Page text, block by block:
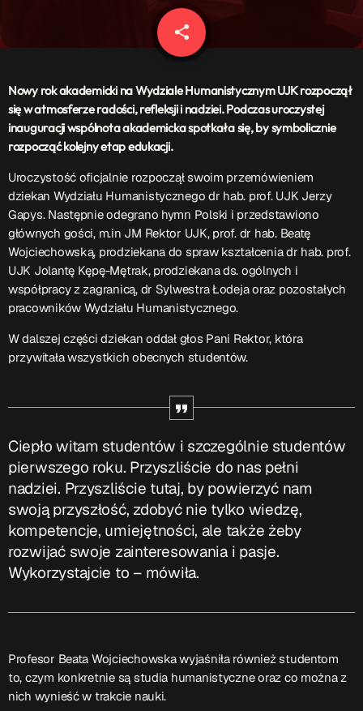
EKIPA
Rekrutacja Fraszka
Podcasty
Przydatne linki
Strona UJK
Klub WSPAK
Wirtualna Uczelnia
Biuro Karier
Punkt Interwencji Kryzysowej
Przydatne informacje
O nas
– jedyna w Kielcach studencka stacja radiowa.
Projekt ruszył w październiku 2015 roku z inicjatywy
kieleckich studentówCzytaj.wiecej…
Patronat medialny Radia Fraszka – regulamin, logotypy,
itp.Czytaj więcej…
Wyszukaj
search
share
email
Nowy rok akademicki na Wydziale Humanistycznym UJK rozpoczął
się w atmosferze radości, refleksji i nadziei. Podczas uroczystej
inauguracji wspólnota akademicka spotkała się, by symbolicznie
rozpocząć kolejny etap edukacji.
Uroczystość oficjalnie rozpoczął swoim przemówieniem
dziekan Wydziału Humanistycznego dr hab. prof. UJK Jerzy
Gapys. Następnie odegrano hymn Polski i przedstawiono
głównych gości, m.in JM Rektor UJK, prof. dr hab. Beatę
Wojciechowską, prodziekana do spraw kształcenia dr hab. prof.
UJK Jolantę Kępę-Mętrak, prodziekana ds. ogólnych i
współpracy z zagranicą, dr Sylwestra Łodeja oraz pozostałych
pracowników Wydziału Humanistycznego.
W dalszej części dziekan oddał głos Pani Rektor, która
przywitała wszystkich obecnych studentów.
Ciepło witam studentów i szczególnie studentów
pierwszego roku. Przyszliście do nas pełni
nadziei. Przyszliście tutaj, by powierzyć nam
swoją przyszłość, zdobyć nie tylko wiedzę,
kompetencje, umiejętności, ale także żeby
rozwijać swoje zainteresowania i pasje.
Wykorzystajcie to – mówiła.
Profesor Beata Wojciechowska wyjaśniła również studentom
to, czym konkretnie są studia humanistyczne oraz co można z
nich wynieść w trakcie nauki.